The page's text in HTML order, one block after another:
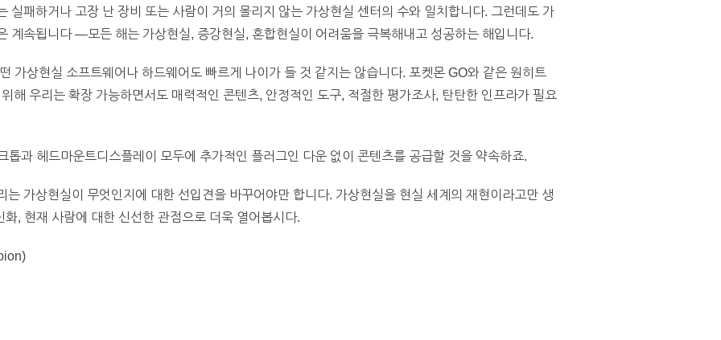
실패하거나 고장 난 장비 또는 사람이 거의 몰리지 않는 가상현실 센터의 수와 일치합니다. 그런데도 가
계속됩니다 —모든 해는 가상현실, 증강현실, 혼합현실이 어려움을 극복해내고 성공하는 해입니다.
가상현실 소프트웨어나 하드웨어도 빠르게 나이가 들 것 같지는 않습니다. 포켓몬 GO와 같은 원히트
해 우리는 확장 가능하면서도 매력적인 콘텐츠, 안정적인 도구, 적절한 평가조사, 탄탄한 인프라가 필요
과 헤드마운트디스플레이 모두에 추가적인 플러그인 다운 없이 콘텐츠를 공급할 것을 약속하죠.
는 가상현실이 무엇인지에 대한 선입견을 바꾸어야만 합니다. 가상현실을 현실 세계의 재현이라고만 생
, 현재 사람에 대한 신선한 관점으로 더욱 열어봅시다.